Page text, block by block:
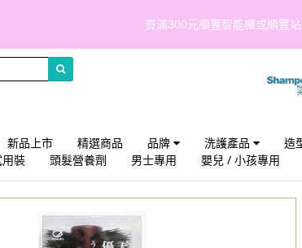
買滿300元順豐智能櫃或順豐站取件免運費!(點我
新品上市 精選商品 品牌 洗護產品 造
裝 頭髮營養劑 男士專用 嬰兒 / 小孩專用